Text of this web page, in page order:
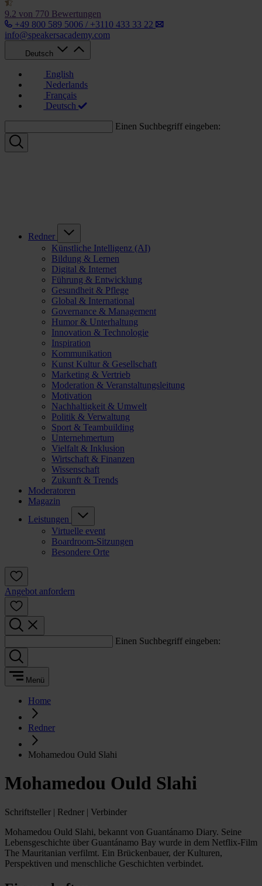
9.2 von 770 Bewertungen
+49 800 589 5006 / +3110 433 33 22
info@speakersacademy.com
Deutsch
English
Nederlands
Français
Deutsch
Einen Suchbegriff eingeben:
Redner
Künstliche Intelligenz (AI)
Bildung & Lernen
Digital & Internet
Führung & Entwicklung
Gesundheit & Pflege
Global & International
Governance & Management
Humor & Unterhaltung
Innovation & Technologie
Inspiration
Kommunikation
Kunst Kultur & Gesellschaft
Marketing & Vertrieb
Moderation & Veranstaltungsleitung
Motivation
Nachhaltigkeit & Umwelt
Politik & Verwaltung
Sport & Teambuilding
Unternehmertum
Vielfalt & Inklusion
Wirtschaft & Finanzen
Wissenschaft
Zukunft & Trends
Moderatoren
Magazin
Leistungen
Virtuelle event
Boardroom-Sitzungen
Besondere Orte
Angebot anfordern
Einen Suchbegriff eingeben:
Menü
Home
Redner
Mohamedou Ould Slahi
Mohamedou Ould Slahi
Schriftsteller | Redner | Verbinder
Mohamedou Ould Slahi, bekannt von Guantánamo Diary. Seine
Lebensgeschichte über Guantánamo Bay wurde in dem Netflix-Film
The Mauritanian verfilmt. Ein Brückenbauer, der Kulturen,
Perspektiven und menschliche Geschichten verbindet.